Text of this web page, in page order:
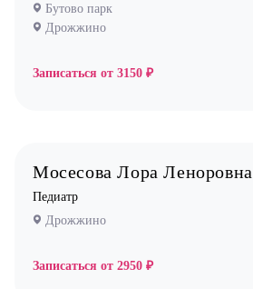
Бутово парк
Дрожжино
Записаться от 3150 ₽
Мосесова Лора Леноровна
Педиатр
Дрожжино
Записаться от 2950 ₽